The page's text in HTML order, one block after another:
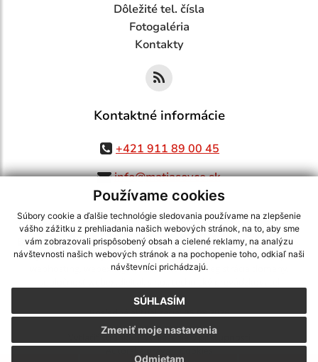
Používame cookies
Súbory cookie a ďalšie technológie sledovania používame na zlepšenie
vášho zážitku z prehliadania našich webových stránok, na to, aby sme
vám zobrazovali prispôsobený obsah a cielené reklamy, na analýzu
návštevnosti našich webových stránok a na pochopenie toho, odkiaľ naši
návštevníci prichádzajú.
SÚHLASÍM
Odmietam
Zmeniť moje nastavenia
Dôležité tel. čísla
Fotogaléria
Kontakty
Kontaktné informácie
+421 911 89 00 45
info@matiasovce.sk
využite možnosť získavania aktuálnych informácií s využitím RSS
CMS systém (redakčný) systém ECHELON 2,Mapa stránok,web portál
webex.digital, s.r.o.,domény,registrácia domény
Posledná aktualizácia:05.08.2026
Vytlačiť stránku|Vyhlásenie o prístupnosti